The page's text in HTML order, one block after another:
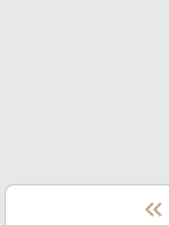
keyboard_double_arrow_left